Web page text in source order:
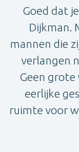
Goed dat
Dijkman.
mannen die
verlangen
Geen grote
eerlijke
ruimte voor